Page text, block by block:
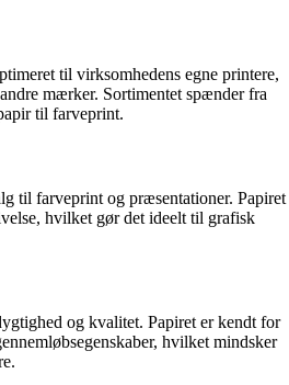
til virksomhedens egne printere,
mærker. Sortimentet spænder fra
til farveprint.
til farveprint og præsentationer. Papiret
hvilket gør det ideelt til grafisk
og kvalitet. Papiret er kendt for
hvilket mindsker